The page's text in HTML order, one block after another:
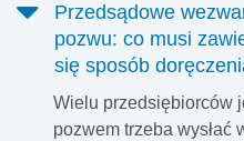
Przedsądowe
pozwu: co musi
się sposób
Wielu przedsiębiorców
pozwem trzeba wysłać